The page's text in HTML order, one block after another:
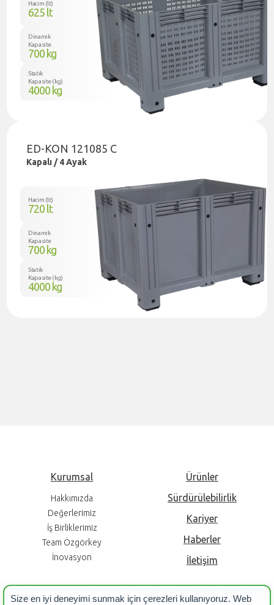
Hacim (lt)
625 lt
Dinamik
Kapasite
700 kg
Statik
Kapasite (kg)
4000 kg
ED-KON 121085 C
Kapalı / 4 Ayak
Hacim (lt)
720 lt
Dinamik
Kapasite
700 kg
Statik
Kapasite (kg)
4000 kg
Kurumsal
Hakkımızda
Değerlerimiz
İş Birliklerimiz
Team Özgörkey
İnovasyon
Ürünler
Sürdürülebilirlik
Kariyer
Haberler
İletişim
Karbon Ayak İzimizi Düşürüyor, Doğaya Etkimizi Azaltıyoruz!
Size en iyi deneyimi sunmak için çerezleri kullanıyoruz. Web